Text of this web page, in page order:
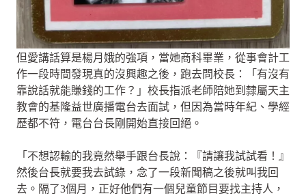
但愛講話算是楊月娥的強項，當她商科畢業，從事會計工
作一段時間發現真的沒興趣之後，跑去問校長：「有沒有
靠說話就能賺錢的工作？」校長指派老師陪她到隸屬天主
教會的基隆益世廣播電台去面試，但因為當時年紀、學經
歷都不符，電台台長剛開始直接回絕。
「不想認輸的我竟然舉手跟台長說：『請讓我試試看！』
然後台長就要我去試錄，念了一段新聞稿之後就叫我回
去。隔了3個月，正好他們有一個兒童節目要找主持人，